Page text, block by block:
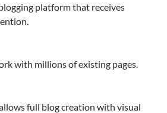
platform that receives
with millions of existing pages.
full blog creation with visual